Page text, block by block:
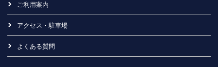
ご利用案内
アクセス・駐車場
よくある質問